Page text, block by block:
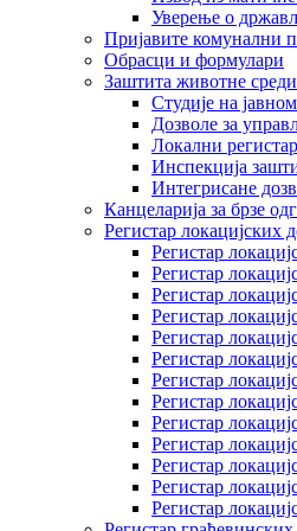
Уверење о
Пријавите комунални
Обрасци и формулари
Заштита животне
Студије на
Дозволе за
Локални
Инспекција
Интегрисане
Канцеларија за брзе
Регистар локацијских
Регистар
Регистар
Регистар
Регистар
Регистар
Регистар
Регистар
Регистар
Регистар
Регистар
Регистар
Регистар
Регистар